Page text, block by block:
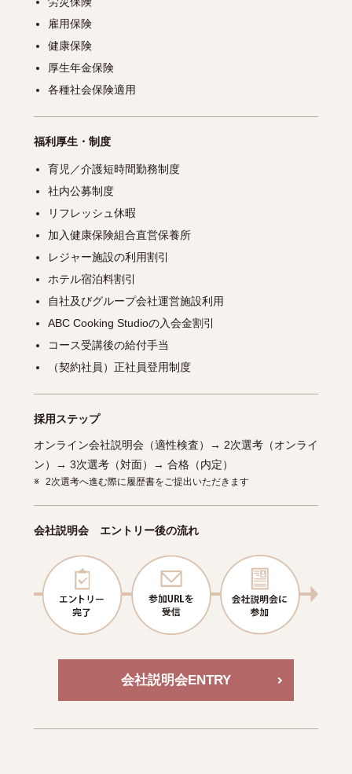
雇用保険
健康保険
厚生年金保険
各種社会保険適用
福利厚生・制度
育児／介護短時間勤務制度
社内公募制度
リフレッシュ休暇
加入健康保険組合直営保養所
レジャー施設の利用割引
ホテル宿泊料割引
自社及びグループ会社運営施設利用
ABC Cooking Studioの入会金割引
コース受講後の給付手当
（契約社員）正社員登用制度
採用ステップ
オンライン会社説明会（適性検査）→ 2次選考（オンライ
ン）→ 3次選考（対面）→ 合格（内定）
※ 2次選考へ進む際に履歴書をご提出いただきます
会社説明会 エントリー後の流れ
会社説明会ENTRY